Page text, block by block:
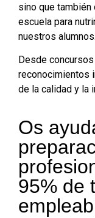
sino que también
escuela para
nuestros alumnos.
Desde
reconocimientos
de la calidad y la
Os
95% de